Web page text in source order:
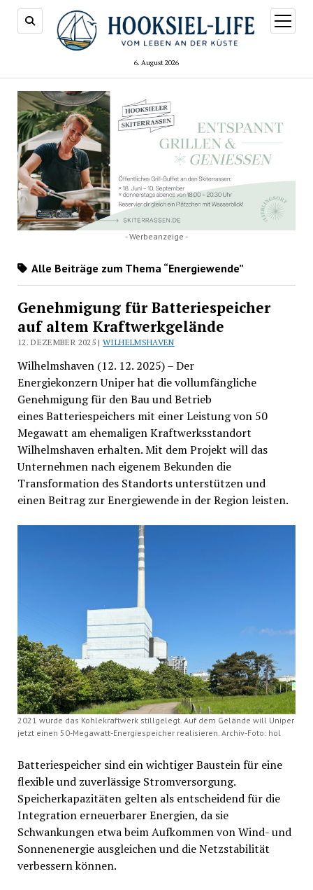
6. August 2026
Menü
öffnen
- Werbeanzeige -
Alle Beiträge zum Thema “Energiewende”
Genehmigung für Batteriespeicher
auf altem Kraftwerkgelände
12. DEZEMBER 2025 |WILHELMSHAVEN
Wilhelmshaven (12. 12. 2025) – Der
Energiekonzern Uniper hat die vollumfängliche
Genehmigung für den Bau und Betrieb
eines Batteriespeichers mit einer Leistung von 50
Megawatt am ehemaligen Kraftwerksstandort
Wilhelmshaven erhalten. Mit dem Projekt will das
Unternehmen nach eigenem Bekunden die
Transformation des Standorts unterstützen und
einen Beitrag zur Energiewende in der Region leisten.
2021 wurde das Kohlekraftwerk stillgelegt. Auf dem Gelände will Uniper
jetzt einen 50-Megawatt-Energiespeicher realisieren. Archiv-Foto: hol
Batteriespeicher sind ein wichtiger Baustein für eine
flexible und zuverlässige Stromversorgung.
Speicherkapazitäten gelten als entscheidend für die
Integration erneuerbarer Energien, da sie
Schwankungen etwa beim Aufkommen von Wind- und
Sonnenenergie ausgleichen und die Netzstabilität
verbessern können.